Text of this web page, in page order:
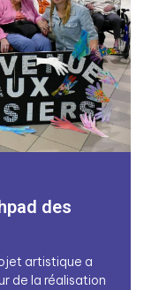
des
artistique a
de la réalisation